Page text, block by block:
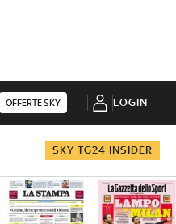
OFFERTE SKY LOGIN
SKY TG24 INSIDER